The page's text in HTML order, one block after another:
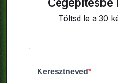
Cégépítésbe
Töltsd le a 30